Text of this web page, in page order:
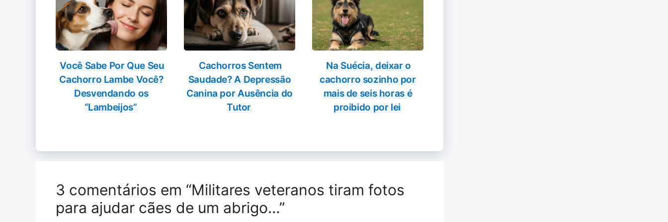
Você Sabe Por Que Seu
Cachorro Lambe Você?
Desvendando os
“Lambeijos”
Cachorros Sentem
Saudade? A Depressão
Canina por Ausência do
Tutor
Na Suécia, deixar o
cachorro sozinho por
mais de seis horas é
proibido por lei
3 comentários em “Militares veteranos tiram fotos
para ajudar cães de um abrigo…”